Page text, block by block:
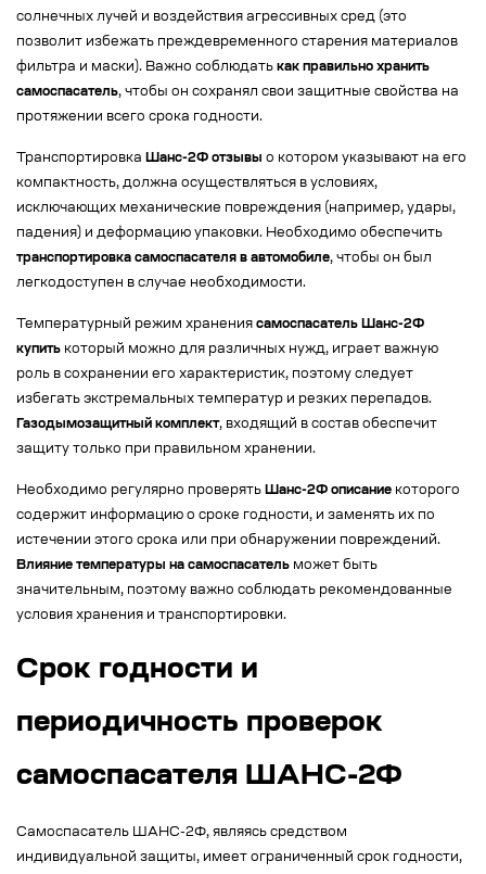
солнечных лучей и воздействия агрессивных сред (это
позволит избежать преждевременного старения материалов
фильтра и маски). Важно соблюдать как правильно хранить
самоспасатель, чтобы он сохранял свои защитные свойства на
протяжении всего срока годности.
Транспортировка Шанс-2Ф отзывы о котором указывают на его
компактность, должна осуществляться в условиях,
исключающих механические повреждения (например, удары,
падения) и деформацию упаковки. Необходимо обеспечить
транспортировка самоспасателя в автомобиле, чтобы он был
легкодоступен в случае необходимости.
Температурный режим хранения самоспасатель Шанс-2Ф
купить который можно для различных нужд, играет важную
роль в сохранении его характеристик, поэтому следует
избегать экстремальных температур и резких перепадов.
Газодымозащитный комплект, входящий в состав обеспечит
защиту только при правильном хранении.
Необходимо регулярно проверять Шанс-2Ф описание которого
содержит информацию о сроке годности, и заменять их по
истечении этого срока или при обнаружении повреждений.
Влияние температуры на самоспасатель может быть
значительным, поэтому важно соблюдать рекомендованные
условия хранения и транспортировки.
Срок годности и
периодичность проверок
самоспасателя ШАНС-2Ф
Самоспасатель ШАНС-2Ф, являясь средством
индивидуальной защиты, имеет ограниченный срок годности,